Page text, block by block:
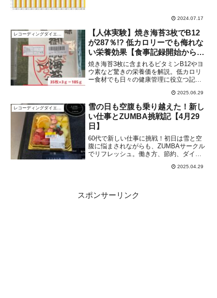
科衛生士との会話を通じて、初期の診断
から具体的な予防策まで、読者に役立つ
情報を提供します。健康な口腔環境を維
持するための実践的なアドバイスも含ま
れており、毎日のケアの重要性を強調し
ています。
2024.07.17
【人体実験】焼き海苔3枚でB12
が287％!? 低カロリーでも侮れな
い栄養効果【食事記録開始から、
1,619日目】
焼き海苔3枚に含まれるビタミンB12やヨ
ウ素など驚きの栄養価を解説。低カロリ
ー食材でも日々の健康管理に役立つ記録
2025.06.29
レコーディングダイエット
雪の日も空腹も乗り越えた！新し
い仕事とZUMBA挑戦記【4月29
日】
60代で新しい仕事に挑戦！初日は雪と空
腹に悩まされながらも、ZUMBAサークル
でリフレッシュ。働き方、節約、ダイエ
2025.04.29
スポンサーリンク